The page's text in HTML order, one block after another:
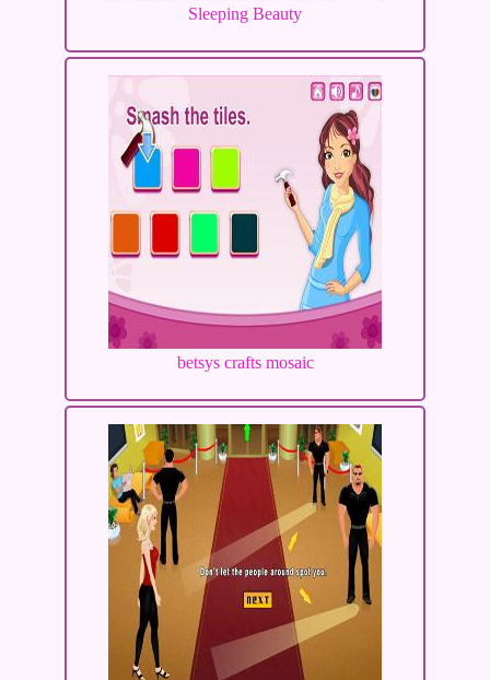
Sleeping Beauty
betsys crafts mosaic